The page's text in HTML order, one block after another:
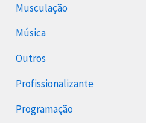
Musculação
Música
Outros
Profissionalizante
Programação